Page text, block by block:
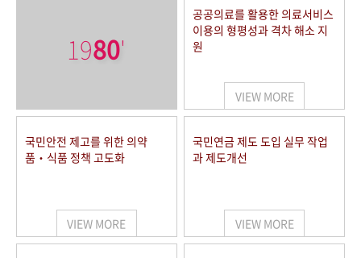
1980'
공공의료를 활용한 의료서비스
이용의 형평성과 격차 해소 지
원
VIEW MORE
국민안전 제고를 위한 의약
품‧식품 정책 고도화
VIEW MORE
국민연금 제도 도입 실무 작업
과 제도개선
VIEW MORE